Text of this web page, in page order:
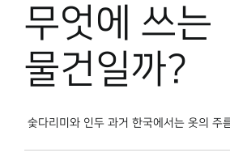
무엇에 쓰는
물건일까?
숯다리미와 인두 과거 한국에서는 옷의 주